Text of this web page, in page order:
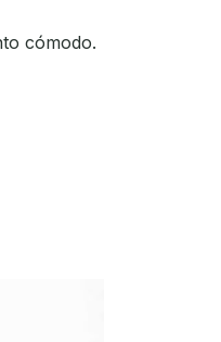
cómodo.